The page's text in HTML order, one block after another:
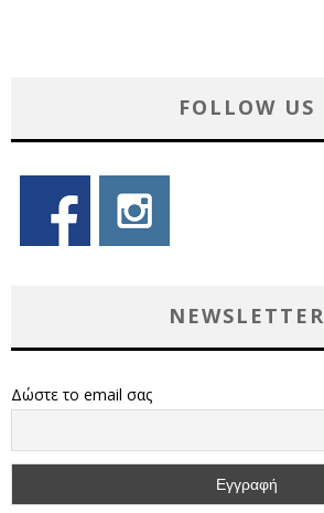
FOLLOW US
NEWSLETTER
Δώστε το email σας